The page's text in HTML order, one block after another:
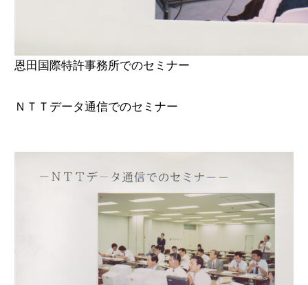
恩田国際特許事務所でのセミナー
ＮＴＴデータ通信でのセミナー